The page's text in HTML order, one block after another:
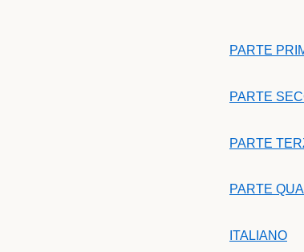
PARTE
PARTE
PARTE
PARTE
ITALIANO